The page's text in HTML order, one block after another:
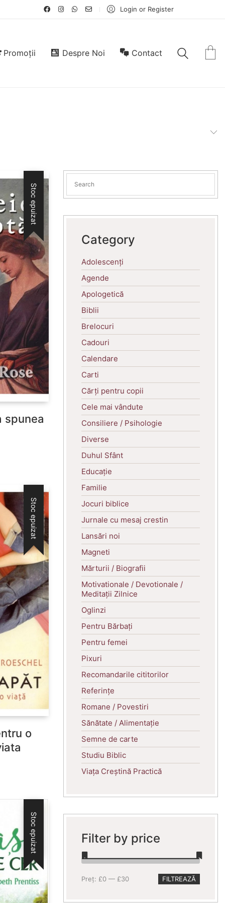
Login or Register
Promoții Despre Noi Contact
Stoc epuizat
spunea
Stoc epuizat
o
Stoc epuizat
Category
Adolescenți
Agende
Apologetică
Biblii
Brelocuri
Cadouri
Calendare
Carti
Cărți pentru copii
Cele mai vândute
Consiliere / Psihologie
Diverse
Duhul Sfânt
Educație
Familie
Jocuri biblice
Jurnale cu mesaj crestin
Lansări noi
Magneti
Mărturii / Biografii
Motivationale / Devotionale /
Meditații Zilnice
Oglinzi
Pentru Bărbați
Pentru femei
Pixuri
Recomandarile cititorilor
Referințe
Romane / Povestiri
Sănătate / Alimentație
Semne de carte
Studiu Biblic
Viața Creștină Practică
Filter by price
Preț
Preț
FILTREAZĂ
Preț: £0 — £30